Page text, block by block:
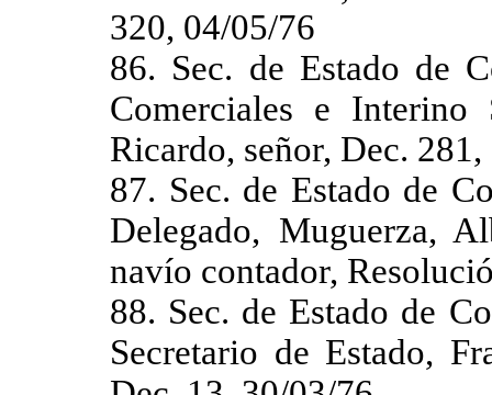
320, 04/05/76
86. Sec. de Estado de
Comerciales e Interino
Ricardo, señor, Dec.
87. Sec. de Estado de
Delegado, Muguerza,
navío contador,
88. Sec. de Estado de
Secretario de Estado,